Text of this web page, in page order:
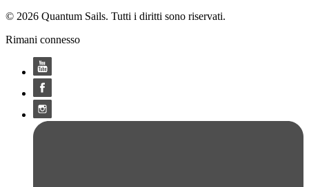
© 2026 Quantum Sails. Tutti i diritti sono riservati.
Rimani connesso